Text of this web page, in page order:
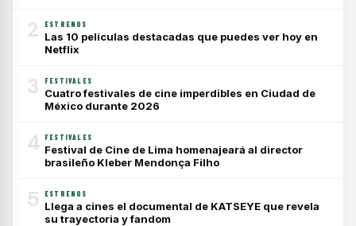
2 ESTRENOS
Las 10 películas destacadas que puedes ver hoy en
Netflix
3 FESTIVALES
Cuatro festivales de cine imperdibles en Ciudad de
México durante 2026
4 FESTIVALES
Festival de Cine de Lima homenajeará al director
brasileño Kleber Mendonça Filho
5 ESTRENOS
Llega a cines el documental de KATSEYE que revela
su trayectoria y fandom